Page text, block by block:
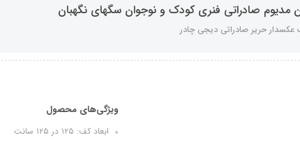
مدیوم صادراتی فنری کودک و نوجوان سگهای نگهبان‌
حریر صادراتی دیجی چادر
ویژگی‌های محصول
ابعاد کف: ۱۲۵ در ۱۲۵ سانت